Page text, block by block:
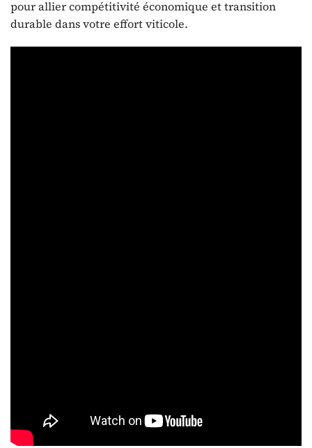
pour allier compétitivité économique et transition
durable dans votre effort viticole.